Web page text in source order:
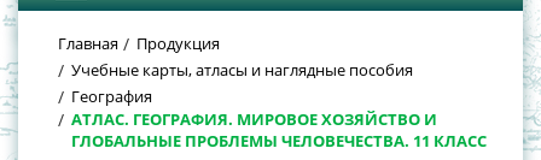
Главная
Продукция
Учебные карты, атласы и наглядные пособия
География
АТЛАС. ГЕОГРАФИЯ. МИРОВОЕ ХОЗЯЙСТВО И
ГЛОБАЛЬНЫЕ ПРОБЛЕМЫ ЧЕЛОВЕЧЕСТВА. 11 КЛАСС